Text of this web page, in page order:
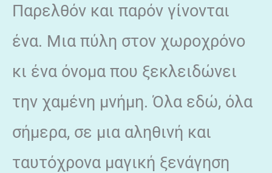
Παρελθόν και παρόν γίνονται
ένα. Μια πύλη στον χωροχρόνο
κι ένα όνομα που ξεκλειδώνει
την χαμένη μνήμη. Όλα εδώ, όλα
σήμερα, σε μια αληθινή και
ταυτόχρονα μαγική ξενάγηση